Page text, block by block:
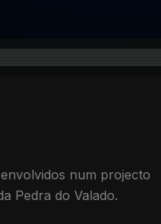
num projecto
Pedra do Valado.